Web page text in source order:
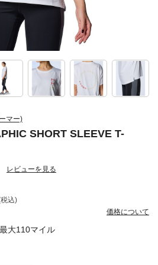
大110マイル
マー)
SHORT SLEEVE T-
レビューを見る
込)
価格について